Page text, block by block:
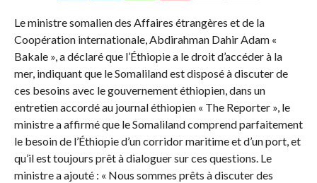
Le ministre somalien des Affaires étrangères et de la
Coopération internationale, Abdirahman Dahir Adam «
Bakale », a déclaré que l’Éthiopie a le droit d’accéder à la
mer, indiquant que le Somaliland est disposé à discuter de
ces besoins avec le gouvernement éthiopien, dans un
entretien accordé au journal éthiopien « The Reporter », le
ministre a affirmé que le Somaliland comprend parfaitement
le besoin de l’Éthiopie d’un corridor maritime et d’un port, et
qu’il est toujours prêt à dialoguer sur ces questions. Le
ministre a ajouté : « Nous sommes prêts à discuter des